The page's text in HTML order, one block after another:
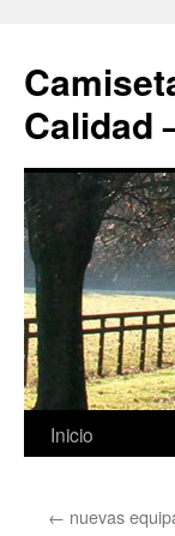
Calidad
Saltar
contenido
Inicio
← nuevas